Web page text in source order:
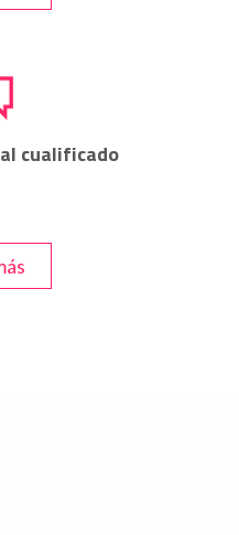
cualificado